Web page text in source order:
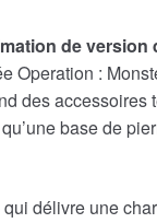
:
de
Operation :
des
base de
délivre une